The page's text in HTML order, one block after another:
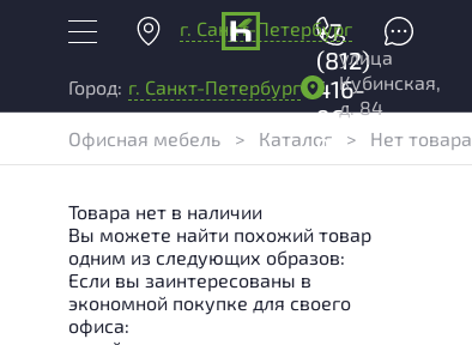
г. Санкт-Петербург
+7
(812)
416-
96-
99
Город: г. Санкт-Петербург
улица
Кубинская,
д. 84
Офисная мебель > Каталог > Нет товара
Товара нет в наличии
Вы можете найти похожий товар
одним из следующих образов:
Если вы заинтересованы в
экономной покупке для своего
офиса: